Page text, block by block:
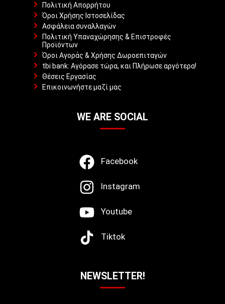
Πολιτική Απορρήτου
Όροι Χρήσης Ιστοσελίδας
Ασφάλεια συναλλαγών
Πολιτική Υπαναχώρησης & Επιστροφές
Προϊόντων
Όροι Αγοράς & Χρήσης Δωροεπιταγών
tbi bank: Αγόρασε τώρα, και Πλήρωσε αργότερα!
Θέσεις Εργασίας
Επικοινωνήστε μαζί μας
WE ARE SOCIAL
Facebook
Instagram
Youtube
Tiktok
NEWSLETTER!